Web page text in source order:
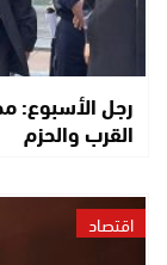
رجل الأسبوع:
القرب والحزم
اقتصاد